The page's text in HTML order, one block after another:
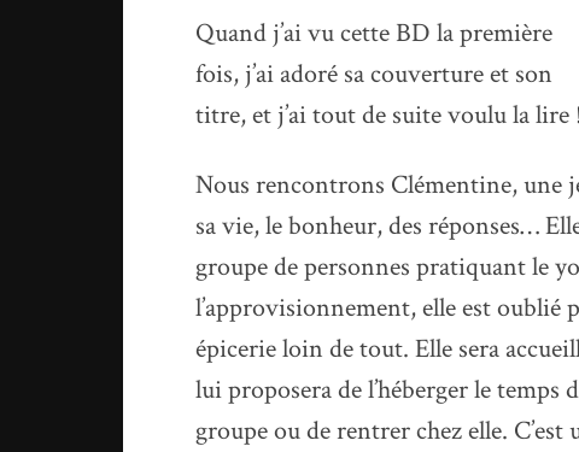
Quand j’ai vu cette BD la première
fois, j’ai adoré sa couverture et son
titre, et j’ai tout de suite voulu la lire
Nous rencontrons Clémentine, une
sa vie, le bonheur, des réponses…
groupe de personnes pratiquant le
l’approvisionnement, elle est oublié
épicerie loin de tout. Elle sera
lui proposera de l’héberger le
groupe ou de rentrer chez elle.